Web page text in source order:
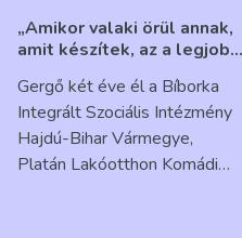
„Amikor valaki örül annak,
amit készítek, az a legjobb
Ribárszky Gergő ellátottal
Gergő két éve él a Bíborka
Integrált Szociális Intézmény
Hajdú-Bihar Vármegye,
Platán Lakóotthon Komádi